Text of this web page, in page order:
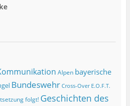
Alpen bayerische
Bundeswehr Cross-Over E.O.F.T.
folgt! Geschichten des